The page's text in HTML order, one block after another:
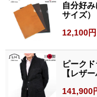
自分好
サイズ）
12,100円
ピーク
【レザ
141,900